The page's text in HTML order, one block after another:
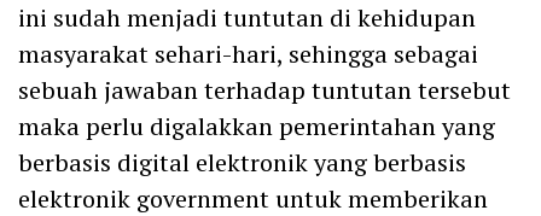
ini sudah menjadi tuntutan di kehidupan
masyarakat sehari-hari, sehingga sebagai
sebuah jawaban terhadap tuntutan tersebut
maka perlu digalakkan pemerintahan yang
berbasis digital elektronik yang berbasis
elektronik government untuk memberikan